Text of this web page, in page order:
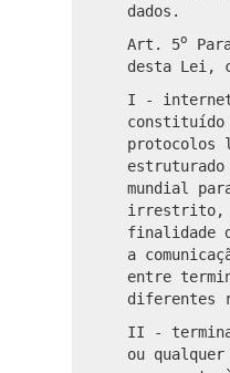
dados.
Art. 5o
desta Lei,
I -
constituído
protocolos
estruturado
mundial
irrestrito,
finalidade
a
entre
diferentes
II -
ou